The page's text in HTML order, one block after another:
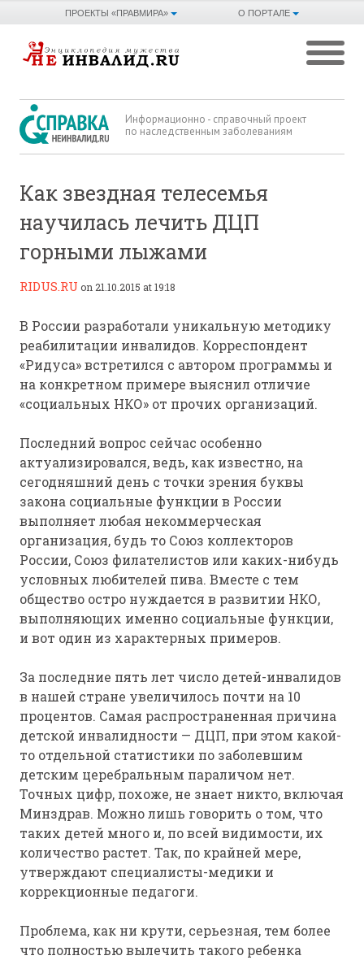
О ПОРТАЛЕ
ПРОЕКТЫ «ПРАВМИРА»
Информационно - справочный проект
по наследственным заболеваниям
Как звездная телесемья
научилась лечить ДЦП
горными лыжами
RIDUS.RU on 21.10.2015 at 19:18
В России разработали уникальную методику
реабилитации инвалидов. Корреспондент
«Ридуса» встретился с автором программы и
на конкретном примере выяснил отличие
«социальных НКО» от прочих организаций.
Последний вопрос сейчас особенно
актуализировался, ведь, как известно, на
сегодняшний день с точки зрения буквы
закона социальные функции в России
выполняет любая некоммерческая
организация, будь то Союз коллекторов
России, Союз филателистов или каких-нибудь
условных любителей пива. Вместе с тем
общество остро нуждается в развитии НКО,
выполняющих именно социальные функции,
и вот один из характерных примеров.
За последние пять лет число детей-инвалидов
в нашей стране увеличилось почти на 10
процентов. Самая распространенная причина
детской инвалидности — ДЦП, при этом какой-
то отдельной статистики по заболевшим
детским церебральным параличом нет.
Точных цифр, похоже, не знает никто, включая
Минздрав. Можно лишь говорить о том, что
таких детей много и, по всей видимости, их
количество растет. Так, по крайней мере,
утверждают специалисты-медики и
коррекционные педагоги.
Проблема, как ни крути, серьезная, тем более
что полностью вылечить такого ребенка